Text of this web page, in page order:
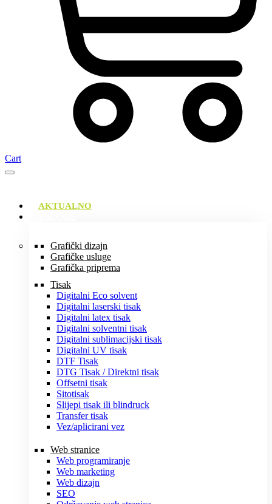
Cart
AKTUALNO
Grafički dizajn
Grafičke usluge
Grafička priprema
Tisak
Digitalni Eco solvent
Digitalni laserski tisak
Digitalni latex tisak
Digitalni solventni tisak
Digitalni sublimacijski tisak
Digitalni UV tisak
DTF Tisak
DTG Tisak / Direktni tisak
Offsetni tisak
Sitotisak
Slijepi tisak ili blindruck
Transfer tisak
Vez/aplicirani vez
Web stranice
Web programiranje
Web marketing
Web dizajn
SEO